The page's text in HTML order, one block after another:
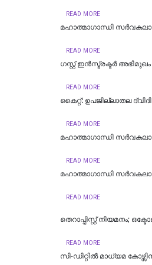
READ MORE
മഹാത്മാഗാന്ധി
READ MORE
ഗസ്റ്റ് ഇൻസ്ട്രക്ടർ
READ MORE
കൈറ്റ്: ഉപജില്ലാതല
READ MORE
മഹാത്മാഗാന്ധി
READ MORE
മഹാത്മാഗാന്ധി
READ MORE
തെറാപ്പിസ്റ്റ് നിയമനം;
READ MORE
സി-ഡിറ്റിൽ മാധ്യമ